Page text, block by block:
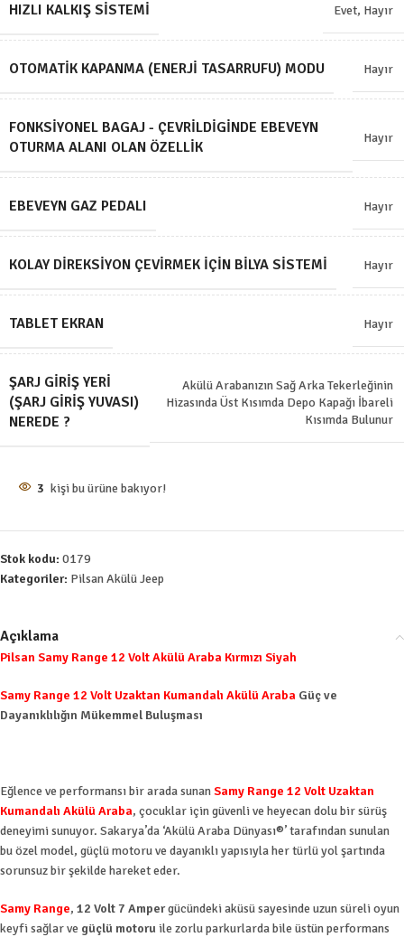
HIZLI KALKIŞ SISTEMI Evet, Hayır
OTOMATIK KAPANMA (ENERJI TASARRUFU) MODU Hayır
FONKSIYONEL BAGAJ - ÇEVRILDIGINDE EBEVEYN
OTURMA ALANI OLAN ÖZELLIK
Hayır
EBEVEYN GAZ PEDALI Hayır
KOLAY DIREKSIYON ÇEVIRMEK İÇIN BILYA SISTEMI Hayır
TABLET EKRAN Hayır
ŞARJ GIRIŞ YERI
(ŞARJ GIRIŞ YUVASI)
NEREDE ?
Akülü Arabanızın Sağ Arka Tekerleğinin
Hizasında Üst Kısımda Depo Kapağı İbareli
Kısımda Bulunur
3 kişi bu ürüne bakıyor!
Stok kodu: 0179
Kategoriler: Pilsan Akülü Jeep
Açıklama
Pilsan Samy Range 12 Volt Akülü Araba Kırmızı Siyah
Samy Range 12 Volt Uzaktan Kumandalı Akülü Araba Güç ve
Dayanıklılığın Mükemmel Buluşması
Eğlence ve performansı bir arada sunanSamy Range 12 Volt Uzaktan
Kumandalı Akülü Araba, çocuklar için güvenli ve heyecan dolu bir sürüş
deneyimi sunuyor. Sakarya’da ‘Akülü Araba Dünyası®’ tarafından sunulan
bu özel model, güçlü motoru ve dayanıklı yapısıyla her türlü yol şartında
sorunsuz bir şekilde hareket eder.
Samy Range, 12 Volt 7 Ampergücündeki aküsü sayesinde uzun süreli oyun
keyfi sağlar ve güçlü motoru ile zorlu parkurlarda bile üstün performans